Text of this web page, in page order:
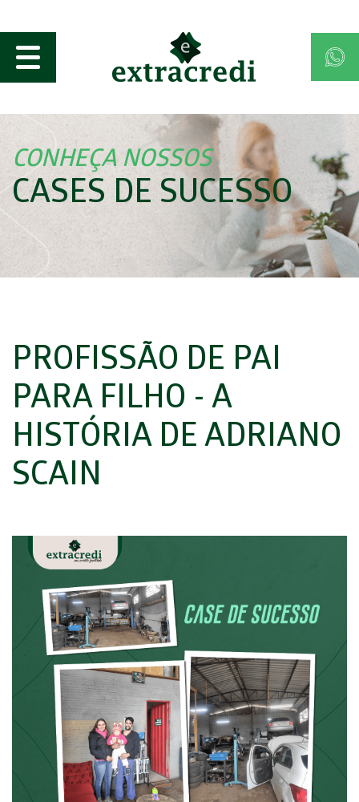
CONHEÇA NOSSOS
CASES DE SUCESSO
PROFISSÃO DE PAI
PARA FILHO - A
HISTÓRIA DE ADRIANO
SCAIN